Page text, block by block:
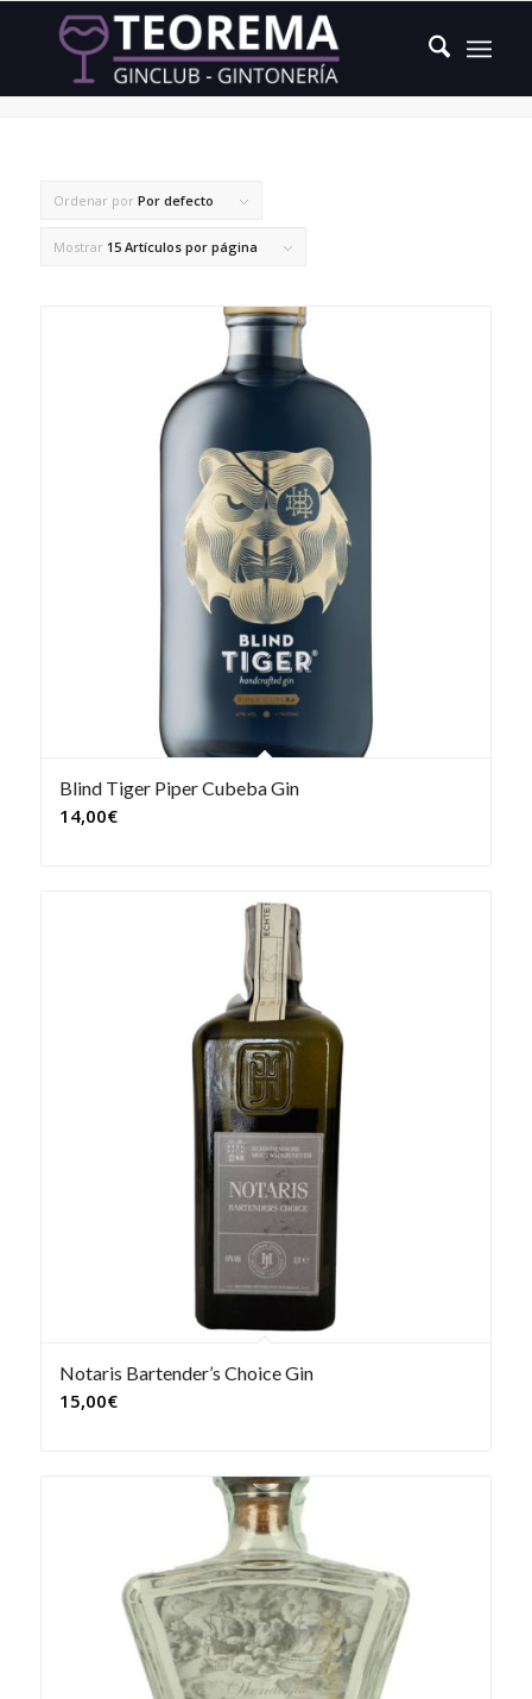
cebada malteada
Ordenar por Por defecto
Mostrar 15 Artículos por página
Blind Tiger Piper Cubeba Gin
14,00€
Notaris Bartender’s Choice Gin
15,00€